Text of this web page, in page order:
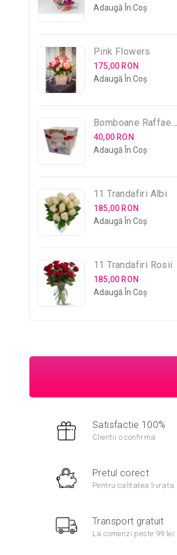
Adaugă În Coş
Pink Flowers
175,00 RON
Adaugă În Coş
Bomboane Raffaello
40,00 RON
Adaugă În Coş
11 Trandafiri Albi
185,00 RON
Adaugă În Coş
11 Trandafiri Rosii
185,00 RON
Adaugă În Coş
Satisfactie 100%
Clientii o confirma
Pretul corect
Pentru calitatea livrata
Transport gratuit
La comenzi peste 99 lei